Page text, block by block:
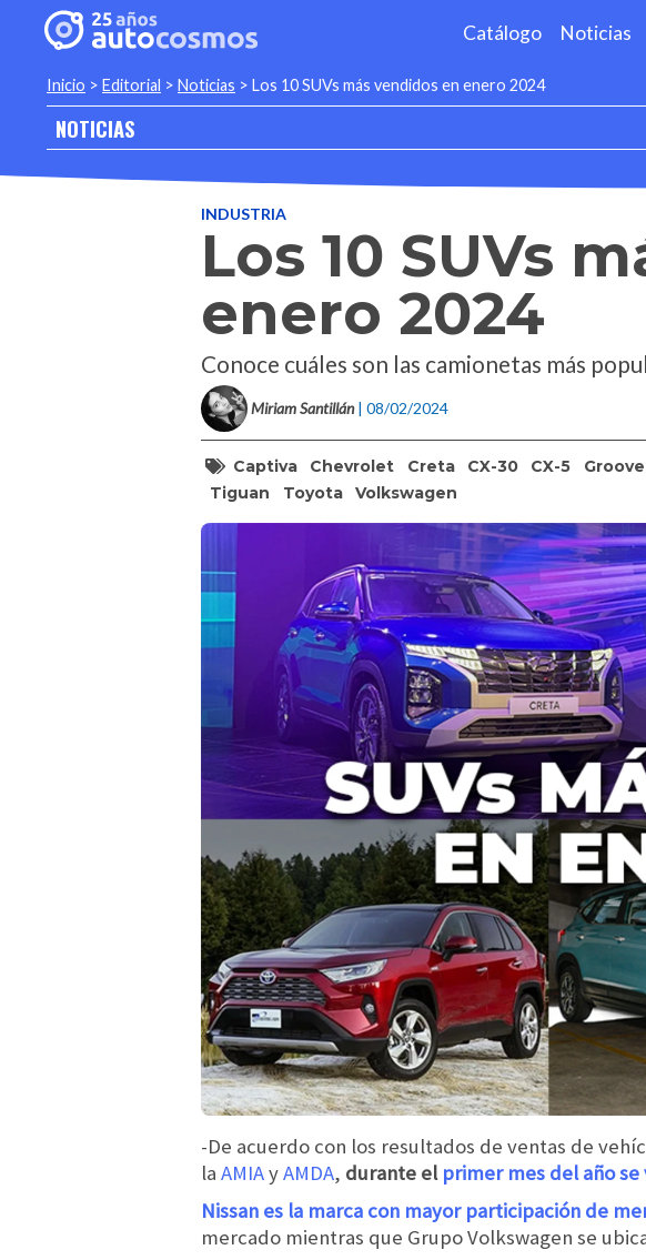
Catálogo Noticias
Inicio > Editorial > Noticias > Los 10 SUVs más vendidos en enero 2024
NOTICIAS
INDUSTRIA
Los 10 SUVs
enero 2024
Conoce cuáles son las camionetas más
Miriam Santillán | 08/02/2024
Captiva Chevrolet Creta CX-30 CX-5 Groove
Tiguan
Toyota Volkswagen
-De acuerdo con los resultados de ventas de
la AMIAyAMDA, durante el primer mes del año
Nissan es la marca con mayor participación de
mercado mientras que Grupo Volkswagen se